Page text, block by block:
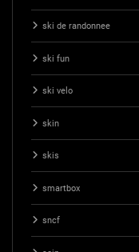
ski de randonnee
ski fun
ski velo
skin
skis
smartbox
sncf